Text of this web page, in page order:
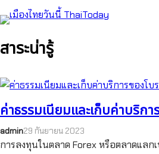
สาระน่ารู้
ค่าธรรมเนียมและเก็บค่าบริก
admin29 กันยายน 2023
การลงทุนในตลาด Forex หรือตลาดแลก